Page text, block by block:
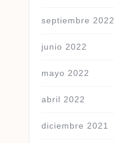
septiembre 2022
junio 2022
mayo 2022
abril 2022
diciembre 2021